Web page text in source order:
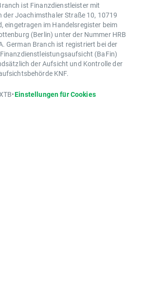
ist Finanzdienstleister mit
der Joachimsthaler Straße 10, 10719
eingetragen im Handelsregister beim
(Berlin) unter der Nummer HRB
German Branch ist registriert bei der
(BaFin)
der Aufsicht und Kontrolle der
KNF.
•Einstellungen für Cookies